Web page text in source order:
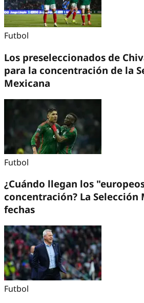
Futbol
Los preseleccionados de
para la concentración de la
Mexicana
Futbol
¿Cuándo llegan los
concentración? La Selección
fechas
Futbol